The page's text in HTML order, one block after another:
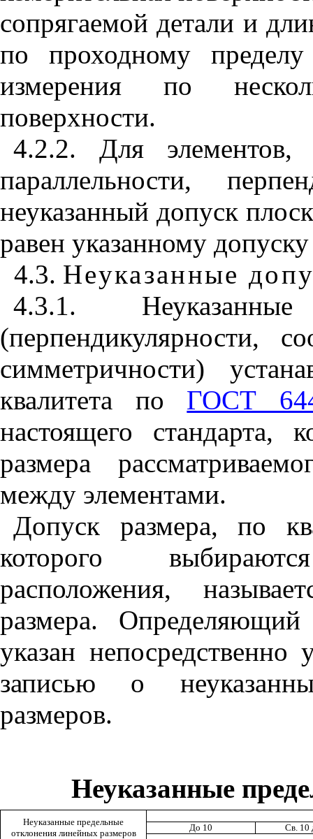
сопрягаемой детали и дли
по проходному предел
измерения по нескол
поверхности.
4.2.2. Для элементов,
параллельности,
неуказанный допуск
равен указанному
4.3. Неуказанные
4.3.1. Неуказан
(перпендикулярности,
симметричности)
квалитета по ГОСТ
настоящего стандарта,
размера рассматри
между элементами.
Допуск размера, по к
которого
расположения, н
размера. Определяющий
указан непосредственно
записью о неуказанн
размеров.
Неуказанные
Неуказанные предельные
отклонения линейных размеров
До 10 Св. 10